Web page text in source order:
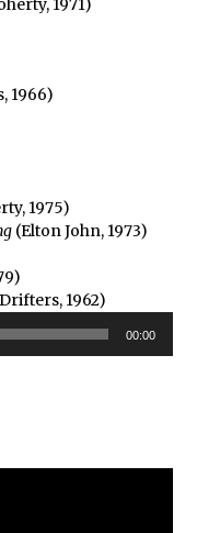
1971)
1966)
1975)
(Elton John, 1973)
1962)
00:00